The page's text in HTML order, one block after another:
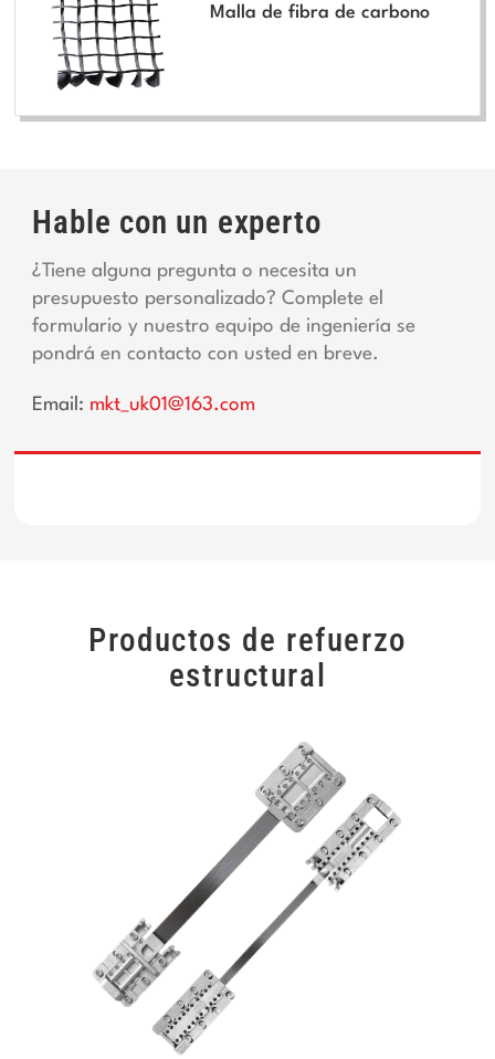
Malla de fibra de carbono
Hable con un experto
¿Tiene alguna pregunta o necesita un
presupuesto personalizado? Complete el
formulario y nuestro equipo de ingeniería se
pondrá en contacto con usted en breve.
Email: mkt_uk01@163.com
Productos de refuerzo
estructural